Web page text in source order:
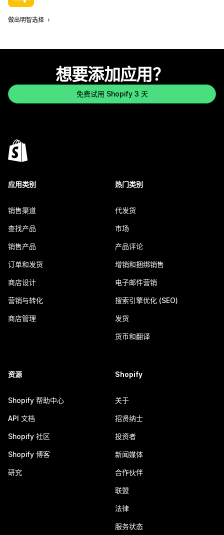
做出明智选择
想要添加应用？
免费试用 Shopify 3 天
应用类别
销售渠道
查找产品
销售产品
订单和发货
商店设计
营销与转化
商店管理
热门类别
代发货
市场
产品评论
增销和捆绑销售
电子邮件营销
搜索引擎优化 (SEO)
发货
货币和翻译
资源
Shopify 帮助中心
API 文档
Shopify 社区
Shopify 博客
研究
Shopify
关于
招贤纳士
投资者
新闻媒体
合作伙伴
联盟
法律
服务状态